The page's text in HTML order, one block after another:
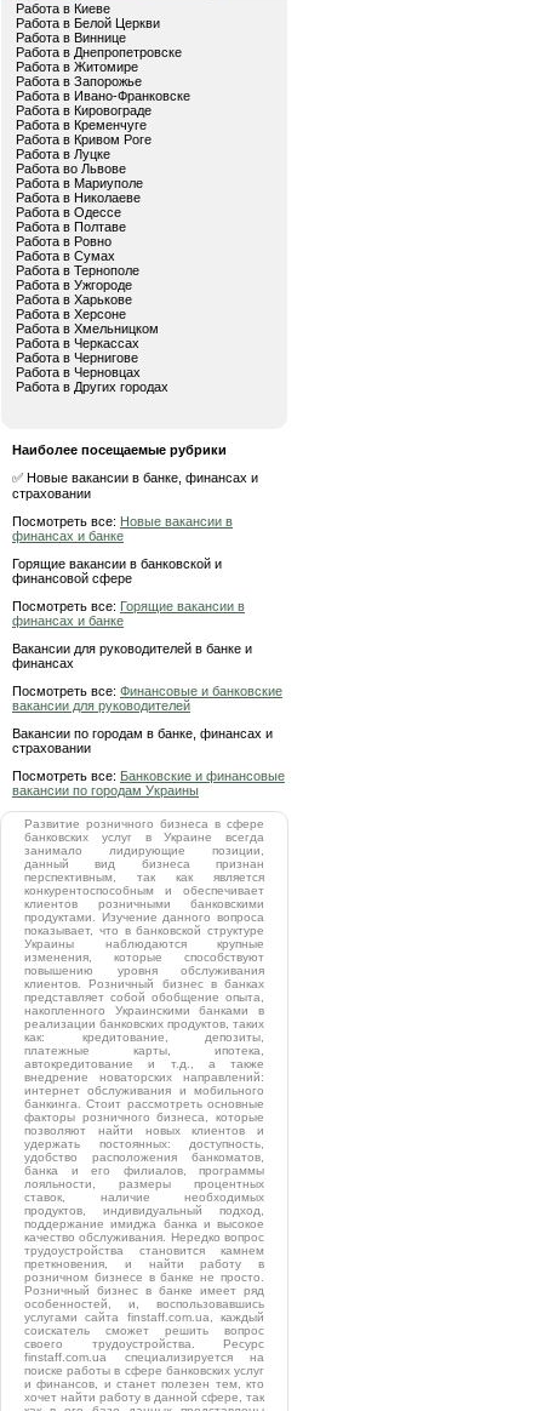
Работа в Киеве
Работа в Белой Церкви
Работа в Виннице
Работа в Днепропетровске
Работа в Житомире
Работа в Запорожье
Работа в Ивано-Франковске
Работа в Кировограде
Работа в Кременчуге
Работа в Кривом Роге
Работа в Луцке
Работа во Львове
Работа в Мариуполе
Работа в Николаеве
Работа в Одессе
Работа в Полтаве
Работа в Ровно
Работа в Сумах
Работа в Тернополе
Работа в Ужгороде
Работа в Харькове
Работа в Херсоне
Работа в Хмельницком
Работа в Черкассах
Работа в Чернигове
Работа в Черновцах
Работа в Других городах
Наиболее посещаемые рубрики
✅ Новые вакансии в банке, финансах и
страховании
Посмотреть все: Новые вакансии в
финансах и банке
Горящие вакансии в банковской и
финансовой сфере
Посмотреть все: Горящие вакансии в
финансах и банке
Вакансии для руководителей в банке и
финансах
Посмотреть все: Финансовые и банковские
вакансии для руководителей
Вакансии по городам в банке, финансах и
страховании
Посмотреть все: Банковские и финансовые
вакансии по городам Украины
Развитие розничного бизнеса в сфере
банковских услуг в Украине всегда
занимало лидирующие позиции,
данный вид бизнеса признан
перспективным, так как является
конкурентоспособным и обеспечивает
клиентов розничными банковскими
продуктами. Изучение данного вопроса
показывает, что в банковской структуре
Украины наблюдаются крупные
изменения, которые способствуют
повышению уровня обслуживания
клиентов. Розничный бизнес в банках
представляет собой обобщение опыта,
накопленного Украинскими банками в
реализации банковских продуктов, таких
как: кредитование, депозиты,
платежные карты, ипотека,
автокредитование и т.д., а также
внедрение новаторских направлений:
интернет обслуживания и мобильного
банкинга. Стоит рассмотреть основные
факторы розничного бизнеса, которые
позволяют найти новых клиентов и
удержать постоянных: доступность,
удобство расположения банкоматов,
банка и его филиалов, программы
лояльности, размеры процентных
ставок, наличие необходимых
продуктов, индивидуальный подход,
поддержание имиджа банка и высокое
качество обслуживания. Нередко вопрос
трудоустройства становится камнем
преткновения, и найти работу в
розничном бизнесе в банке не просто.
Розничный бизнес в банке имеет ряд
особенностей, и, воспользовавшись
услугами сайта finstaff.com.ua, каждый
соискатель сможет решить вопрос
своего трудоустройства. Ресурс
finstaff.com.ua специализируется на
поиске работы в сфере банковских услуг
и финансов, и станет полезен тем, кто
хочет найти работу в данной сфере, так